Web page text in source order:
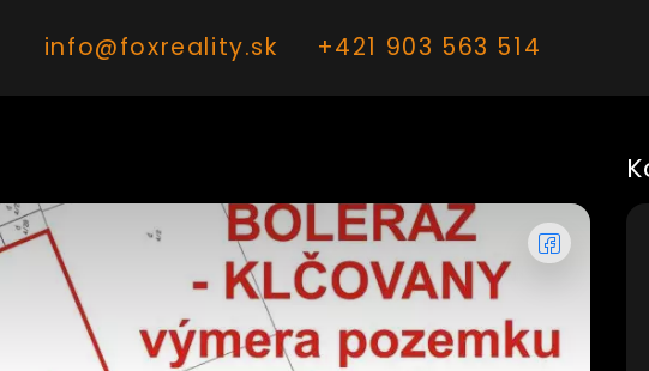
info@foxreality.sk +421 903 563 514